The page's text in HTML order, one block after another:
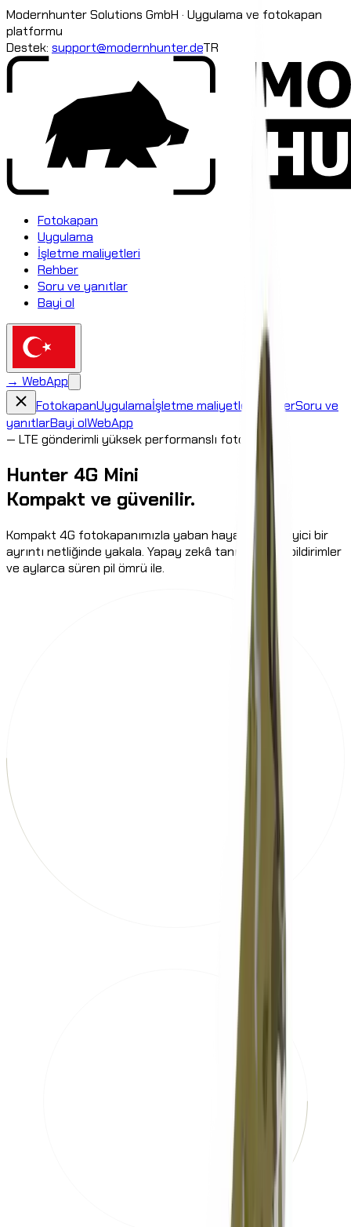
Modernhunter Solutions GmbH · Uygulama ve fotokapan
platformu
Destek: support@modernhunter.deTR
Fotokapan
Uygulama
İşletme maliyetleri
Rehber
Soru ve yanıtlar
Bayi ol
→ WebApp
FotokapanUygulamaİşletme maliyetleri RehberSoru ve
yanıtlarBayi olWebApp
— LTE gönderimli yüksek performanslı fotokapan
Hunter 4G Mini
Kompakt ve güvenilir.
Kompakt 4G fotokapanımızla yaban hayatını etkileyici bir
ayrıntı netliğinde yakala. Yapay zekâ tanıma, anlık bildirimler
ve aylarca süren pil ömrü ile.